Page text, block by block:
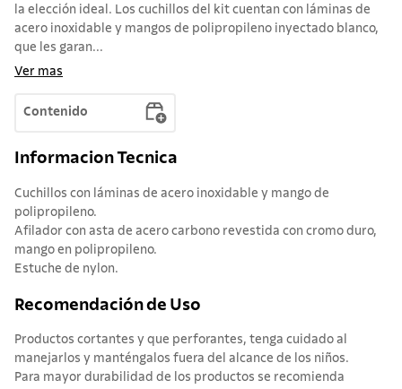
la elección ideal. Los cuchillos del kit cuentan con láminas de
acero inoxidable y mangos de polipropileno inyectado blanco,
que les garan...
Ver mas
Contenido
Informacion Tecnica
Cuchillos con láminas de acero inoxidable y mango de
polipropileno.
Afilador con asta de acero carbono revestida con cromo duro,
mango en polipropileno.
Estuche de nylon.
Recomendación de Uso
Productos cortantes y que perforantes, tenga cuidado al
manejarlos y manténgalos fuera del alcance de los niños.
Para mayor durabilidad de los productos se recomienda